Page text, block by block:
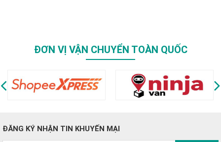
ĐƠN VỊ VẬN CHUYỂN TOÀN QUỐC
ĐĂNG KÝ NHẬN TIN KHUYẾN MẠI